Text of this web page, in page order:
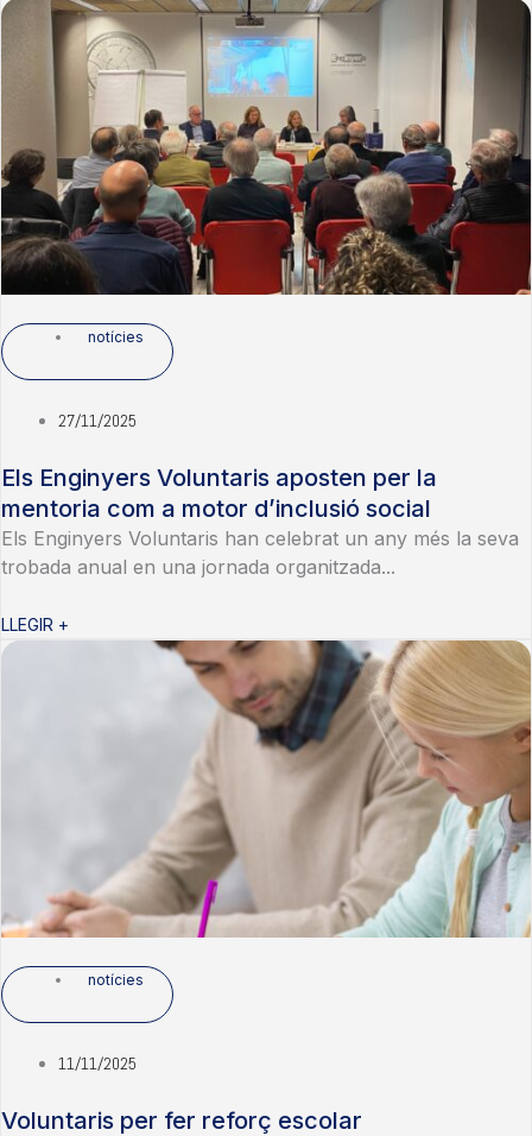
notícies
27/11/2025
Els Enginyers Voluntaris aposten per la
mentoria com a motor d’inclusió social
Els Enginyers Voluntaris han celebrat un any més la seva
trobada anual en una jornada organitzada...
LLEGIR +
notícies
11/11/2025
Voluntaris per fer reforç escolar